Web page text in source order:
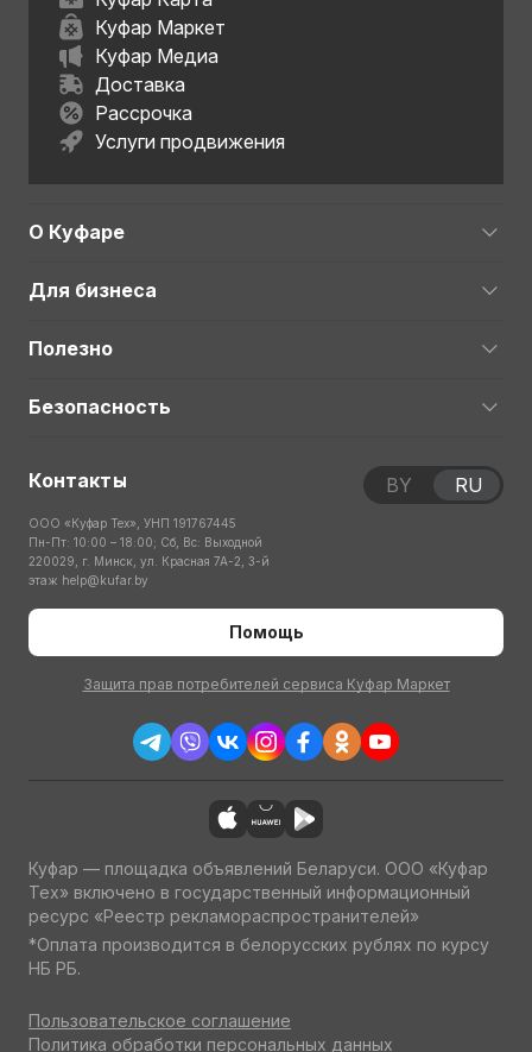
Куфар Маркет
Куфар Медиа
Доставка
Рассрочка
Услуги продвижения
О Куфаре
Для бизнеса
Полезно
Безопасность
Контакты
ООО «Куфар Тех», УНП 191767445
Пн-Пт: 10:00 – 18:00; Сб, Вс: Выходной
220029, г. Минск, ул. Красная 7А-2, 3-й
этаж help@kufar.by
Помощь
Защита прав потребителей сервиса Куфар Маркет
BY RU
Куфар — площадка объявлений Беларуси. ООО «Куфар
Тех» включено в государственный информационный
ресурс «Реестр рекламораспространителей»
*Оплата производится в белорусских рублях по курсу
НБ РБ.
Пользовательское соглашение
Политика обработки персональных данных